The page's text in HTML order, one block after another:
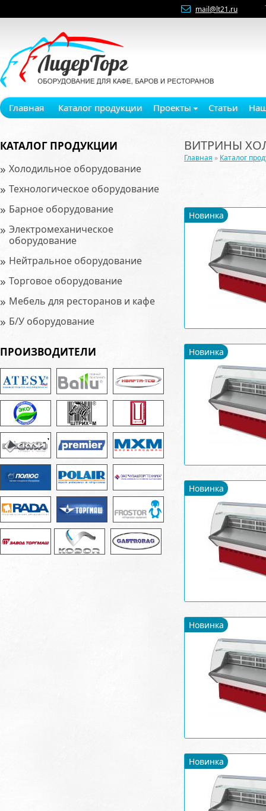
mail@lt21.ru
Главная Каталог продукции Проекты Статьи
КАТАЛОГ ПРОДУКЦИИ
» Холодильное оборудование
» Технологическое оборудование
» Барное оборудование
» Электромеханическое
оборудование
» Нейтральное оборудование
» Торговое оборудование
» Мебель для ресторанов и кафе
» Б/У оборудование
ПРОИЗВОДИТЕЛИ
ВИТРИНЫ
Главная » Каталог
Новинка
Новинка
Новинка
Новинка
Новинка